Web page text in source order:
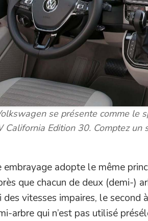
se présente comme le
California Edition 30. Comptez
embrayage adopte le même
que chacun de deux (demi-)
des vitesses impaires, le second
arbre qui n’est pas utilisé